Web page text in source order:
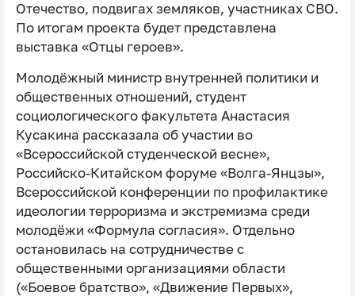
Отечество, подвигах земляков, участниках СВО.
По итогам проекта будет представлена
выставка «Отцы героев».
Молодёжный министр внутренней политики и
общественных отношений, студент
социологического факультета Анастасия
Кусакина рассказала об участии во
«Всероссийской студенческой весне»,
Российско-Китайском форуме «Волга-Янцзы»,
Всероссийской конференции по профилактике
идеологии терроризма и экстремизма среди
молодёжи «Формула согласия». Отдельно
остановилась на сотрудничестве с
общественными организациями области
(«Боевое братство», «Движение Первых»,